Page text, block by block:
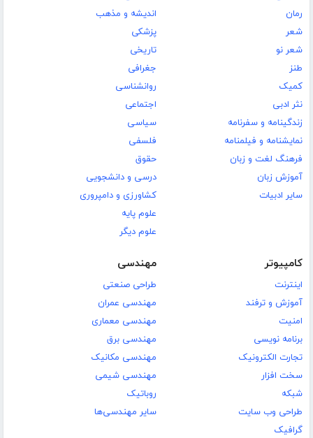
رمان
شعر
شعر نو
طنز
کمیک
نثر ادبی
زندگینامه و سفرنامه
نمایشنامه و فیلمنامه
فرهنگ لغت و زبان
آموزش زبان
سایر ادبیات
اندیشه و مذهب
پزشکی
تاریخی
جغرافی
روانشناسی
اجتماعی
سیاسی
فلسفی
حقوق
درسی و دانشجویی
کشاورزی و دامپروری
علوم پایه
علوم دیگر
کامپیوتر
اینترنت
آموزش و ترفند
امنیت
برنامه نویسی
تجارت الکترونیک
سخت افزار
شبکه
طراحی وب سایت
گرافیک
مهندسی
طراحی صنعتی
مهندسی عمران
مهندسی معماری
مهندسی برق
مهندسی مکانیک
مهندسی شیمی
روباتیک
سایر مهندسی‌ها